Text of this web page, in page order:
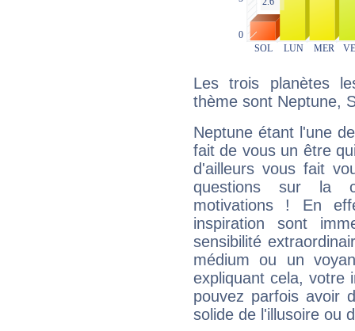
Les trois planètes
thème sont Neptune,
Neptune étant l'une
fait de vous un être
d'ailleurs vous fait
questions sur la
motivations ! En
inspiration sont
sensibilité
médium ou un
expliquant cela, votre
pouvez parfois avoir
solide de l'illusoire ou